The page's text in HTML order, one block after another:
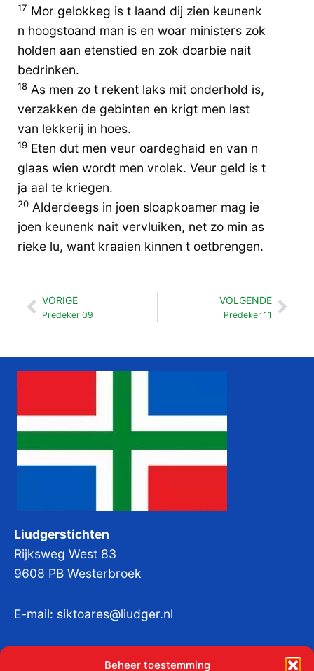
Beheer toestemming
17 Mor gelokkeg is t laand dij zien keunenk
n hoogstoand man is en woar ministers zok
holden aan etenstied en zok doarbie nait
bedrinken.
18 As men zo t rekent laks mit onderhold is,
verzakken de gebinten en krigt men last
van lekkerij in hoes.
19 Eten dut men veur oardeghaid en van n
glaas wien wordt men vrolek. Veur geld is t
ja aal te kriegen.
20 Alderdeegs in joen sloapkoamer mag ie
joen keunenk nait vervluiken, net zo min as
rieke lu, want kraaien kinnen t oetbrengen.
Vorige
VORIGE
Predeker 09
VOLGENDE
Predeker 11
Liudgerstichten
Rijksweg West 83
9608 PB Westerbroek
E-mail: siktoares@liudger.nl